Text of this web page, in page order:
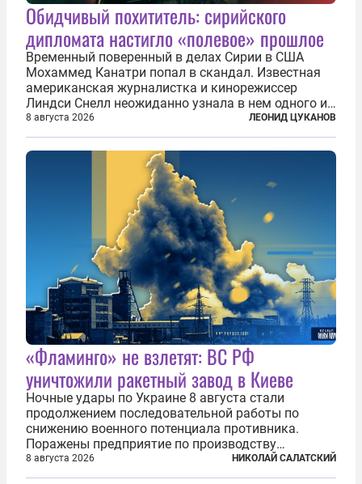
Обидчивый похититель: сирийского
дипломата настигло «полевое» прошлое
Временный поверенный в делах Сирии в США
Мохаммед Канатри попал в скандал. Известная
американская журналистка и кинорежиссер
Линдси Снелл неожиданно узнала в нем одного из
бандитов, похитивших ее в сирийском Алеппо в
2016 году. Журналистка убеждена, что Канатри, в
то время известный под подпольным...
8 августа 2026 ЛЕОНИД ЦУКАНОВ
«Фламинго» не взлетят: ВС РФ
уничтожили ракетный завод в Киеве
Ночные удары по Украине 8 августа стали
продолжением последовательной работы по
снижению военного потенциала противника.
Поражены предприятие по производству
крылатых ракет, крупный склад топлива и два
сухогруза с военными грузами. Дополнительно
8 августа 2026 НИКОЛАЙ САЛАТСКИЙ